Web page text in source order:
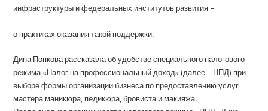
инфраструктуры и федеральных институтов развития –
о практиках оказания такой поддержки.
Дина Попкова рассказала об удобстве специального налогового
режима «Налог на профессиональный доход» (далее – НПД) при
выборе формы организации бизнеса по предоставлению услуг
мастера маникюра, педикюра, бровиста и макияжа.